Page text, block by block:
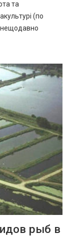
та
(по
рыб в